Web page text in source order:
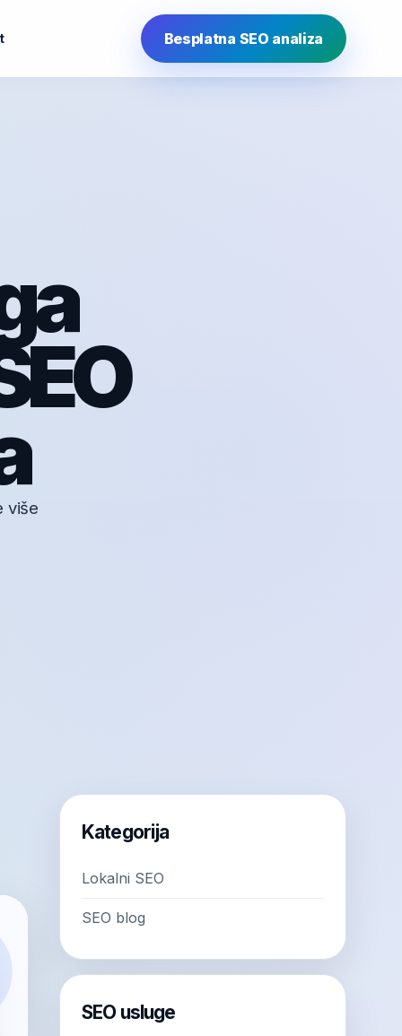
Besplatna SEO analiza
više
Kategorija
Lokalni SEO
SEO blog
SEO usluge